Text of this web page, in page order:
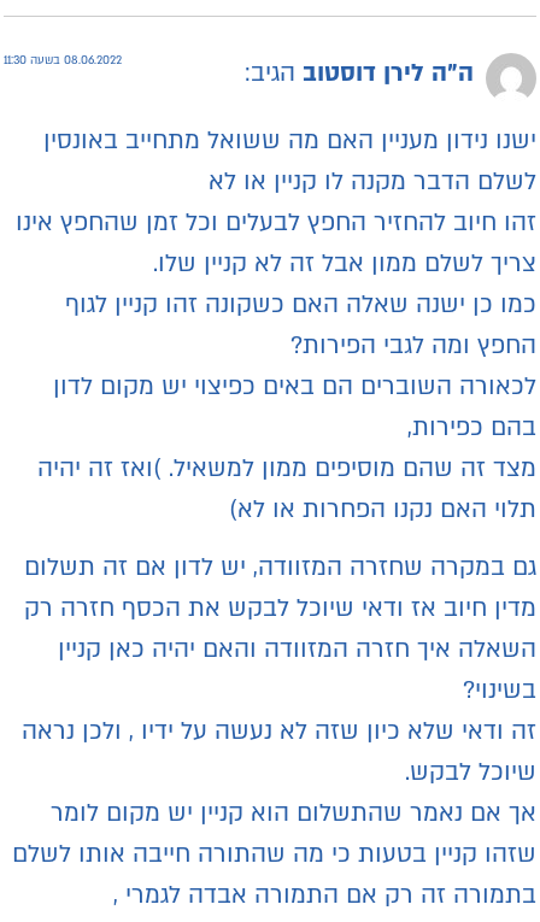
ה"ה לירן דוסטוב הגיב: 08.06.2022 בשעה 11:30
נידון מעניין האם מה ששואל מתחייב באונסין
הדבר מקנה לו קניין או לא
חיוב להחזיר החפץ לבעלים וכל זמן שהחפץ אינו
לשלם ממון אבל זה לא קניין שלו.
כן ישנה שאלה האם כשקונה זהו קניין לגוף
ומה לגבי הפירות?
השוברים הם באים כפיצוי יש מקום לדון
כפירות,
זה שהם מוסיפים ממון למשאיל. )ואז זה יהיה
האם נקנו הפחרות או לא)
במקרה שחזרה המזוודה, יש לדון אם זה תשלום
חיוב אז ודאי שיוכל לבקש את הכסף חזרה רק
איך חזרה המזוודה והאם יהיה כאן קניין
ודאי שלא כיון שזה לא נעשה על ידיו , ולכן נראה
לבקש.
אם נאמר שהתשלום הוא קניין יש מקום לומר
קניין בטעות כי מה שהתורה חייבה אותו לשלם
זה רק אם התמורה אבדה לגמרי ,